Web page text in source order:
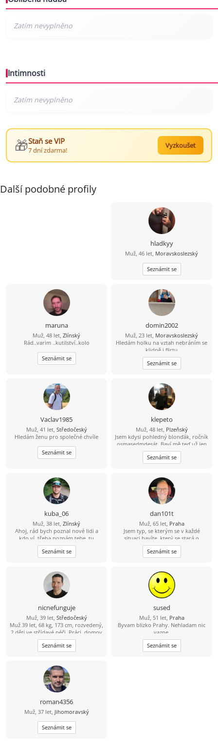
Intimnosti
🎁Staň se VIP
7 dní zdarma!
Vyzkoušet
Další podobné profily
hladkyy
Muž, 46 let, Moravskoslezský
Seznámit se
maruna
Muž, 48 let, Zlínský
Rád..varim ..kutilství..kolo
Seznámit se
domin2002
Muž, 23 let, Moravskoslezský
Hledám holku na vztah nebráním se
klidně i flirtu
Seznámit se
Vaclav1985
Muž, 41 let, Středočeský
Hledám ženu pro společné chvíle
Seznámit se
klepeto
Muž, 48 let, Plzeňský
Jsem kdysi pohledný blonďák, ročník
osmasedmdesát. Baví mě teď už jen
sledovat fotbal, hokej, atd. Kolo, lyže
a nějaký ten pohyb ve vodě ještě
zvládnu a možná i běh (pár metrů;-)
Seznámit se
kuba_06
Muž, 38 let, Zlínský
Ahoj, rád bych poznal nové lidi a
kdo ví, třeba poznám tebe, tu
pravou...
Seznámit se
dan101t
Muž, 65 let, Praha
Jsem typ, se kterým se v každé
situaci bavíte, který se stará o
ostatní, dává si závazky a rád
udržuje kontakt s přáteli a rodinou
po celé zemi. Popisuji se jako
něžný, hravý a zralý, fit a nekuřák.
Jsem poměrně hluboký, inteligentní,
všímavý, přemýšlivý, mluvím tiše a
jsem „sladký“ (řekli mi to). Mám rád
jednoduché věci v životě a také mám
rád hezké věci v životě. Mám rád
svou zemi a venkov. Rád se uvolním
a dobře se bavím.
Seznámit se
nicnefunguje
Muž, 39 let, Středočeský
Muž 39 let, 68 kg, 173 cm, rozvedený,
2 děti ve střídavé péči. Práci, domov
mám. O sebe a o děti se dokážu
postarat. Jen mi chybí ta druhá
sympatická polovička, ženského
Seznámit se
sused
Muž, 51 let, Praha
Byvam blizko Prahy. Nehladam nic
vazne.
Seznámit se
roman4356
Muž, 37 let, Jihomoravský
Seznámit se